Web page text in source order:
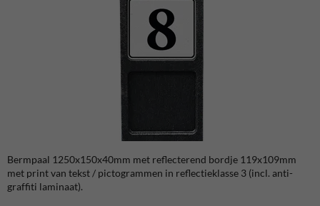
Bermpaal 1250x150x40mm met reflecterend bordje 119x109mm
met print van tekst / pictogrammen in reflectieklasse 3 (incl. anti-
graffiti laminaat).